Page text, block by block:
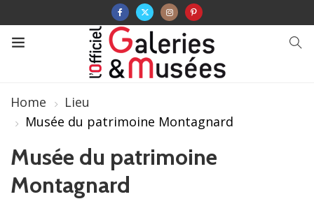
Home
Lieu
Musée du patrimoine Montagnard
Musée du patrimoine
Montagnard